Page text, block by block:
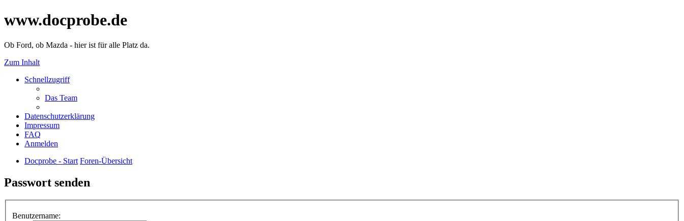
www.docprobe.de
Ob Ford, ob Mazda - hier ist für alle Platz da.
Zum Inhalt
Schnellzugriff
Das Team
Datenschutzerklärung
Impressum
FAQ
Anmelden
Docprobe - Start Foren-Übersicht
Passwort senden
Benutzername: